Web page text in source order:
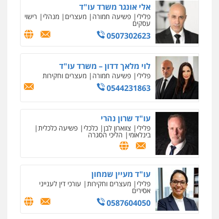
עו"ד שלומי שרון
פלילי מעצרים וחקירות
0547342002
עו"ד אלון קריטי
פלילי כלכלי אלימות סמים מעצרים
0525544654
עו"ד זוהר ארבל
פלילי פשיעה חמורה מעצרים וחקירות
קטינים
0538788878
אלי אונגר משרד עו"ד
פלילי פשיעה חמורה מעצרים מנהלי רישוי
עסקים
0507302623
לוי מלאך דדון – משרד עו"ד
פלילי פשיעה חמורה מעצרים וחקירות
0544231863
עו"ד שרון נהרי
פלילי צווארון לבן כלכלי פשיעה כלכלית
בינלאומי הליכי הסגרה
עו"ד מעיין שמחון
פלילי מעצרים וחקירות עורכי דין לענייני
אסירים
0587604050